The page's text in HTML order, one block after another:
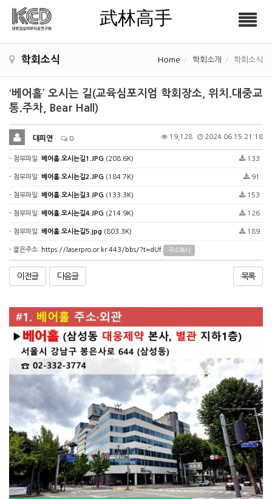
武林高手
武林高手
학회소식 Home 학회소개 학회소식
‘베어홀’ 오시는 길(교육심포지엄 학회장소, 위치.대중교
통.주차, Bear Hall)
대피연 0 19,128 2024.06.15 21:18
- 첨부파일: 베어홀.오시는길1.JPG (208.6K) 133
- 첨부파일: 베어홀.오시는길2.JPG (184.7K) 91
- 첨부파일: 베어홀.오시는길3.JPG (133.3K) 153
- 첨부파일: 베어홀.오시는길4.JPG (214.9K) 126
- 첨부파일: 베어홀.오시는길5.jpg (803.3K) 189
- 짧은주소: https://laserpro.or.kr:443/bbs/?t=dUf 주소복사
이전글 다음글 목록